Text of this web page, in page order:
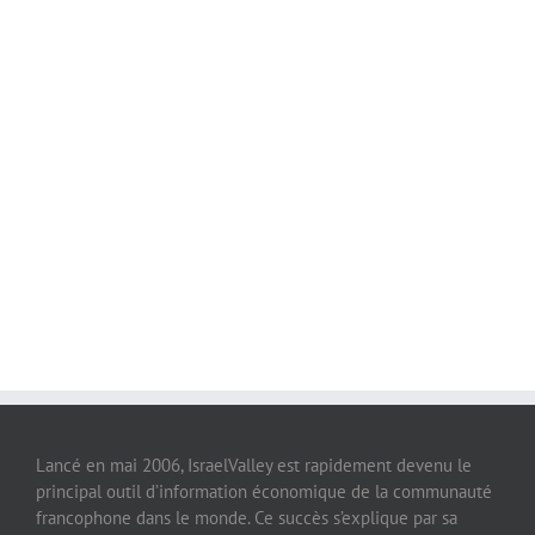
Lancé en mai 2006, IsraelValley est rapidement devenu le
principal outil d’information économique de la communauté
francophone dans le monde. Ce succès s’explique par sa